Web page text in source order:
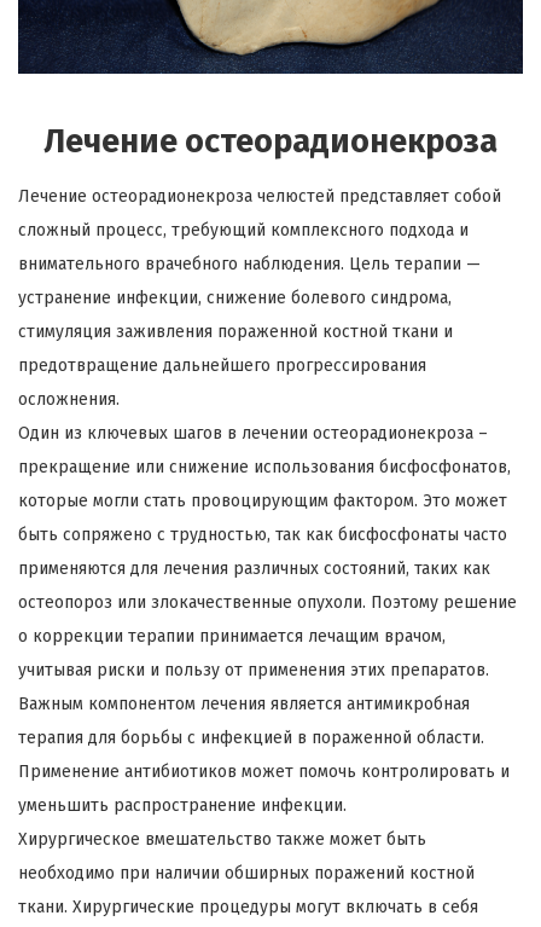
Лечение остеорадионекроза
Лечение остеорадионекроза челюстей представляет собой
сложный процесс, требующий комплексного подхода и
внимательного врачебного наблюдения. Цель терапии —
устранение инфекции, снижение болевого синдрома,
стимуляция заживления пораженной костной ткани и
предотвращение дальнейшего прогрессирования
осложнения.
Один из ключевых шагов в лечении остеорадионекроза –
прекращение или снижение использования бисфосфонатов,
которые могли стать провоцирующим фактором. Это может
быть сопряжено с трудностью, так как бисфосфонаты часто
применяются для лечения различных состояний, таких как
остеопороз или злокачественные опухоли. Поэтому решение
о коррекции терапии принимается лечащим врачом,
учитывая риски и пользу от применения этих препаратов.
Важным компонентом лечения является антимикробная
терапия для борьбы с инфекцией в пораженной области.
Применение антибиотиков может помочь контролировать и
уменьшить распространение инфекции.
Хирургическое вмешательство также может быть
необходимо при наличии обширных поражений костной
ткани. Хирургические процедуры могут включать в себя